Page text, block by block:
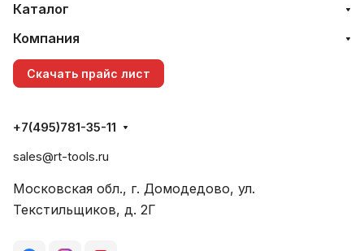
Каталог
Компания
Скачать прайс лист
+7(495)781-35-11
sales@rt-tools.ru
Московская обл., г. Домодедово, ул.
Текстильщиков, д. 2Г